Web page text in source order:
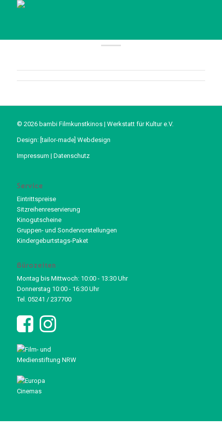
© 2026 bambi Filmkunstkinos | Werkstatt für Kultur e.V.
Design: [tailor-made] Webdesign
Impressum | Datenschutz
Service
Eintrittspreise
Sitzreihenreservierung
Kinogutscheine
Gruppen- und Sondervorstellungen
Kindergeburtstags-Paket
Bürozeiten
Montag bis Mittwoch: 10:00 - 13:30 Uhr
Donnerstag 10:00 - 16:30 Uhr
Tel. 05241 / 237700